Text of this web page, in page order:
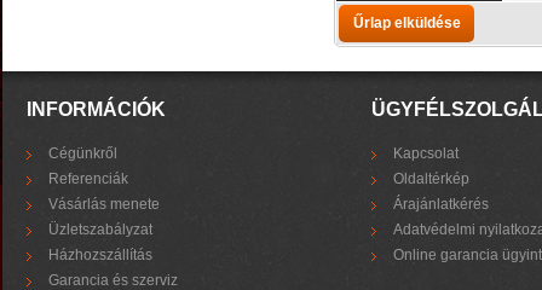
INFORMÁCIÓK
Cégünkről
Referenciák
Vásárlás menete
Üzletszabályzat
Házhozszállítás
Garancia és szerviz
Kapcsolat
Oldaltérkép
Árajánlatkérés
Adatvédelmi
Online garancia